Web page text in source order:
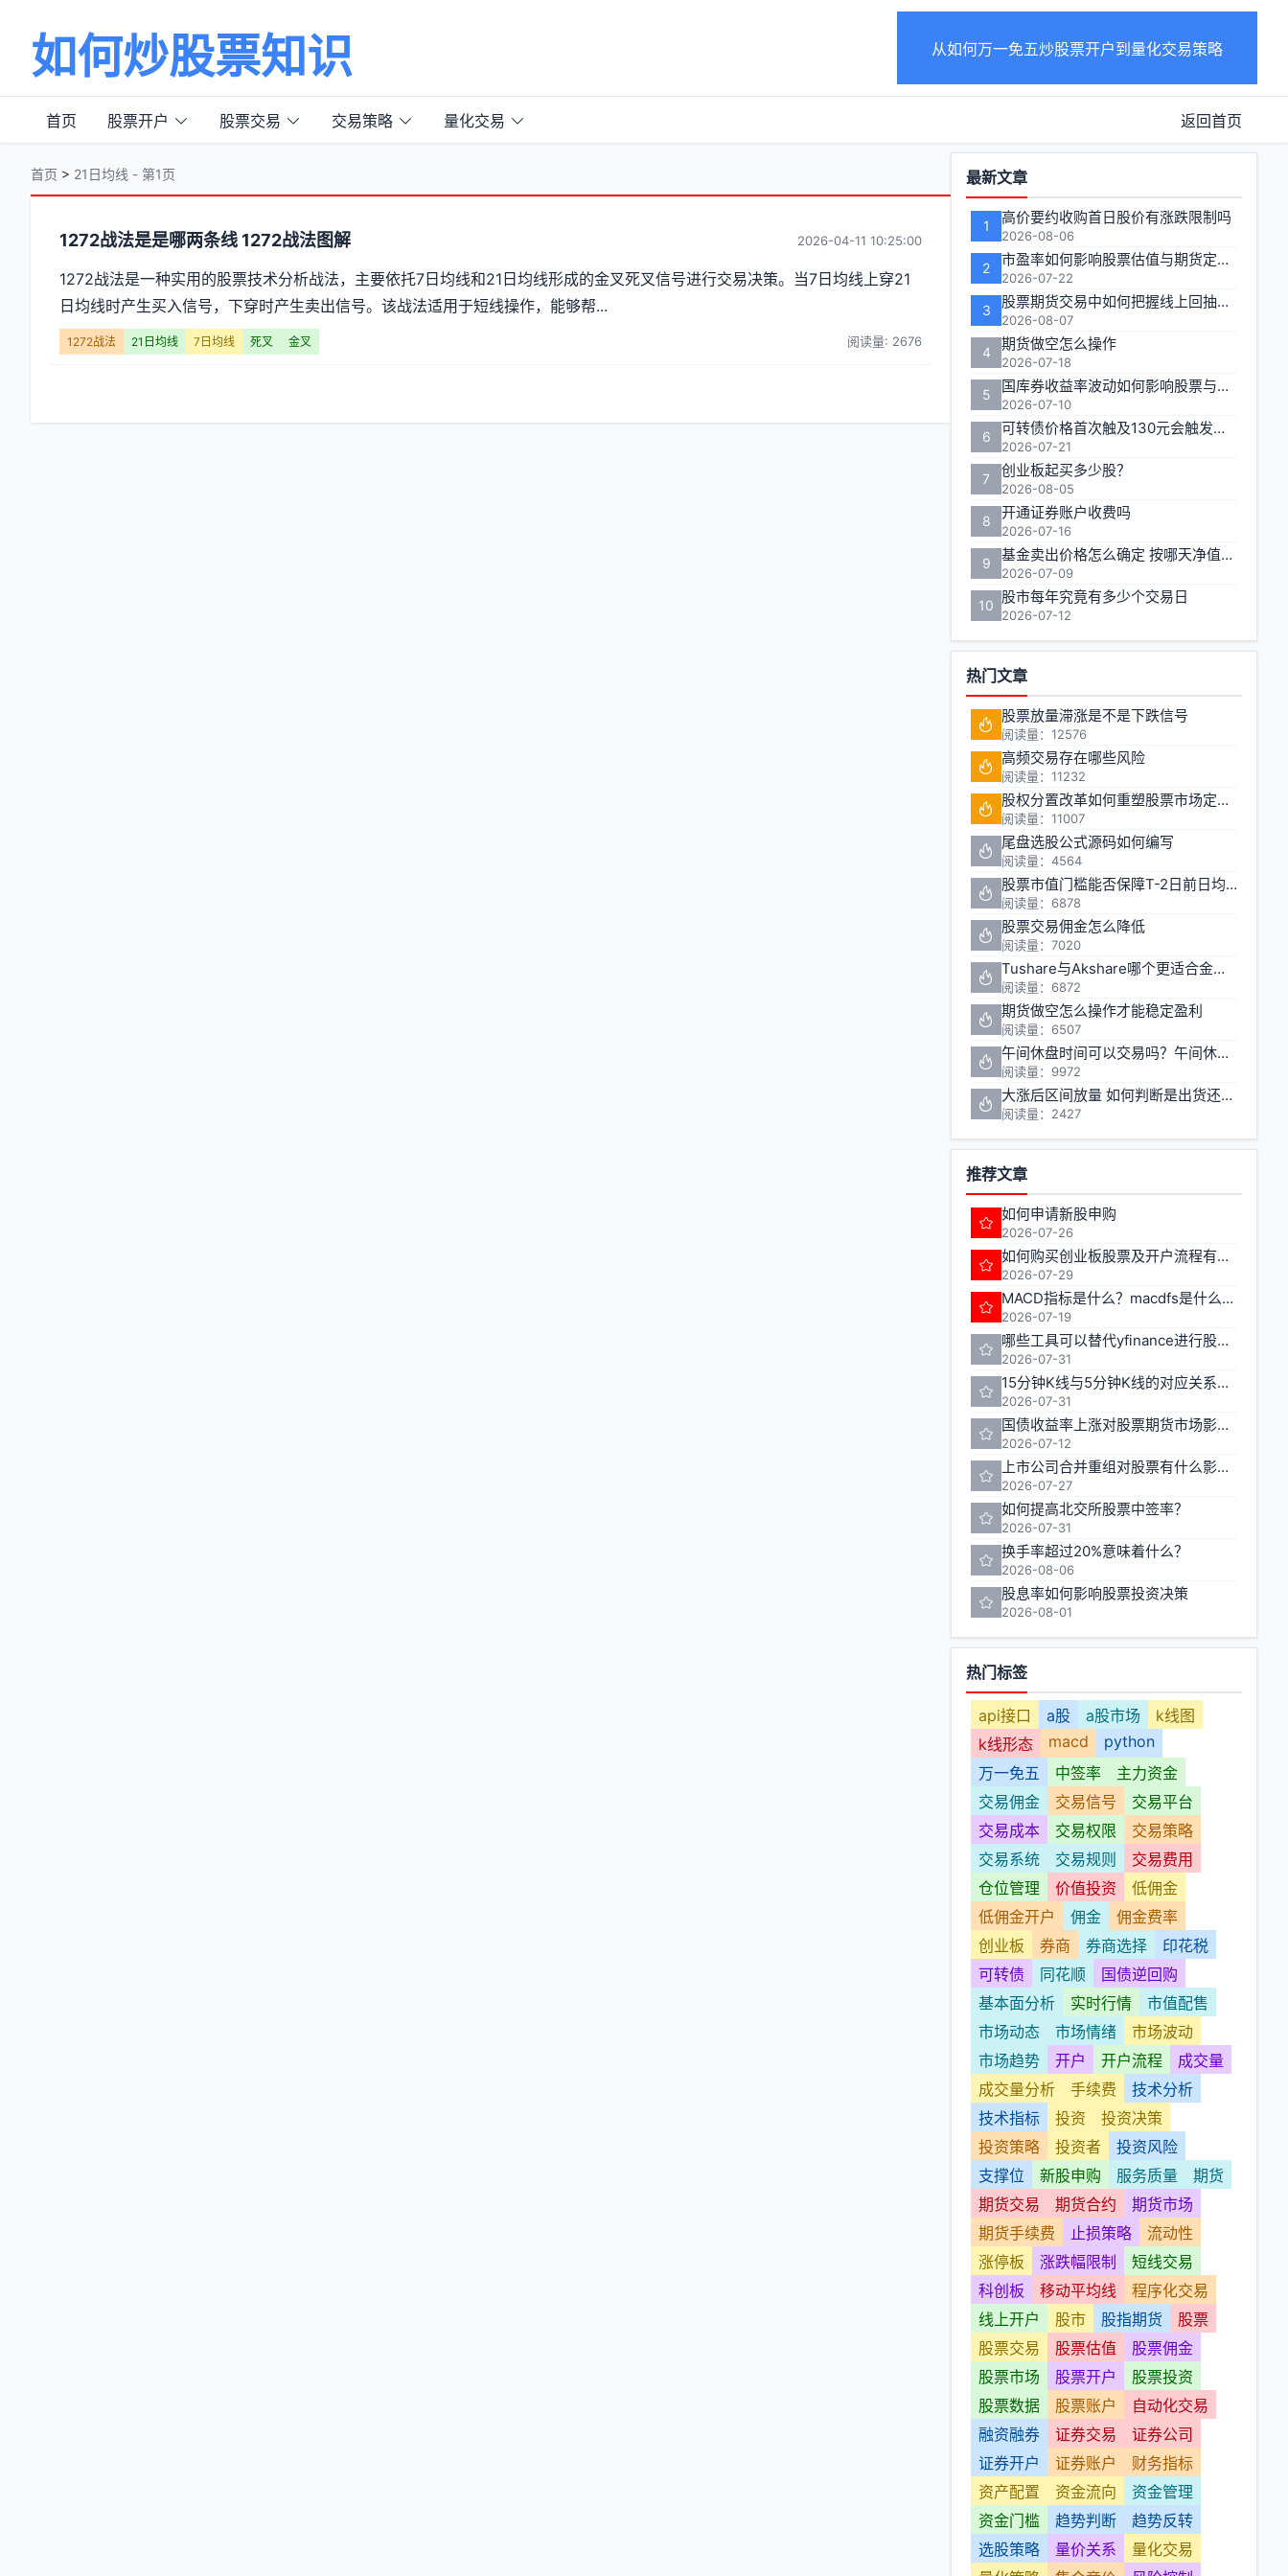
如何炒股票知识 从如何万一免五炒股票开户到量化交易策略
首页 股票开户 股票交易 交易策略 量化交易 返回首页
首页 > 21日均线 - 第1页
分
类
【21
日
1272战法是是哪两条线 1272战法图解 2026-04-11 10:25:00
1272战法是一种实用的股票技术分析战法，主要依托7日均线和21日均线形成的金叉死叉信号进行交易决策。当7日均线上穿21
日均线时产生买入信号，下穿时产生卖出信号。该战法适用于短线操作，能够帮...
1272战法 21日均线 7日均线 死叉 金叉 阅读量: 2676
功
能
区
最新文章
1 高价要约收购首日股价有涨跌限制吗
2026-08-06
2 市盈率如何影响股票估值与期货定价逻辑
2026-07-22
3 股票期货交易中如何把握线上回抽的入场时机
2026-08-07
4 期货做空怎么操作
2026-07-18
5 国库券收益率波动如何影响股票与期货市场联动性
2026-07-10
6 可转债价格首次触及130元会触发多长时间的临时停牌
2026-07-21
7 创业板起买多少股？
2026-08-05
8 开通证券账户收费吗
2026-07-16
9 基金卖出价格怎么确定 按哪天净值计算
2026-07-09
10 股市每年究竟有多少个交易日
2026-07-12
热门文章
股票放量滞涨是不是下跌信号
阅读量：12576
高频交易存在哪些风险
阅读量：11232
股权分置改革如何重塑股票市场定价机制
阅读量：11007
尾盘选股公式源码如何编写
阅读量：4564
股票市值门槛能否保障T-2日前日均市值1万元的投资安全
阅读量：6878
股票交易佣金怎么降低
阅读量：7020
Tushare与Akshare哪个更适合金融数据获取
阅读量：6872
期货做空怎么操作才能稳定盈利
阅读量：6507
午间休盘时间可以交易吗？午间休盘对股票期货投资有什么影响
阅读量：9972
大涨后区间放量 如何判断是出货还是洗盘
阅读量：2427
推荐文章
如何申请新股申购
2026-07-26
如何购买创业板股票及开户流程有哪些注意事项
2026-07-29
MACD指标是什么？macdfs是什么意思
2026-07-19
哪些工具可以替代yfinance进行股票期货数据获取
2026-07-31
15分钟K线与5分钟K线的对应关系如何计算
2026-07-31
国债收益率上涨对股票期货市场影响几何
2026-07-12
上市公司合并重组对股票有什么影响？
2026-07-27
如何提高北交所股票中签率？
2026-07-31
换手率超过20%意味着什么？
2026-08-06
股息率如何影响股票投资决策
2026-08-01
热门标签
api接口 a股 a股市场
k线图
k线形态
macd
python
万一免五
中签率
主力资金
交易佣金
交易信号
交易平台
交易成本
交易权限
交易策略
交易系统
交易规则
交易费用
仓位管理
价值投资
低佣金
低佣金开户
佣金
佣金费率
创业板
券商 券商选择
印花税
可转债
同花顺
国债逆回购
基本面分析
实时行情
市值配售
市场动态
市场情绪
市场波动
市场趋势
开户 开户流程
成交量
成交量分析
手续费
技术分析
技术指标
投资
投资决策
投资策略
投资者
投资风险
支撑位
新股申购 服务质量
期货
期货交易
期货合约
期货市场
期货手续费
止损策略
流动性
涨停板
涨跌幅限制
短线交易
科创板
移动平均线
程序化交易
线上开户
股市 股指期货
股票
股票交易
股票估值
股票佣金
股票市场
股票开户
股票投资
股票数据
股票账户
自动化交易
融资融券
证券交易
证券公司
证券开户
证券账户
财务指标
资产配置
资金流向
资金管理
资金门槛
趋势判断
趋势反转
选股策略
量价关系
量化交易